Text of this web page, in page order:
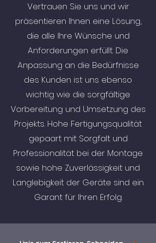
Vertrauen Sie uns und wir
präsentieren Ihnen eine Lösung,
die alle Ihre Wünsche und
Anforderungen erfüllt. Die
Anpassung an die Bedürfnisse
des Kunden ist uns ebenso
wichtig wie die sorgfältige
Vorbereitung und Umsetzung des
Projekts. Hohe Fertigungsqualität
gepaart mit Sorgfalt und
Professionalität bei der Montage
sowie hohe Zuverlässigkeit und
Langlebigkeit der Geräte sind ein
Garant für Ihren Erfolg.